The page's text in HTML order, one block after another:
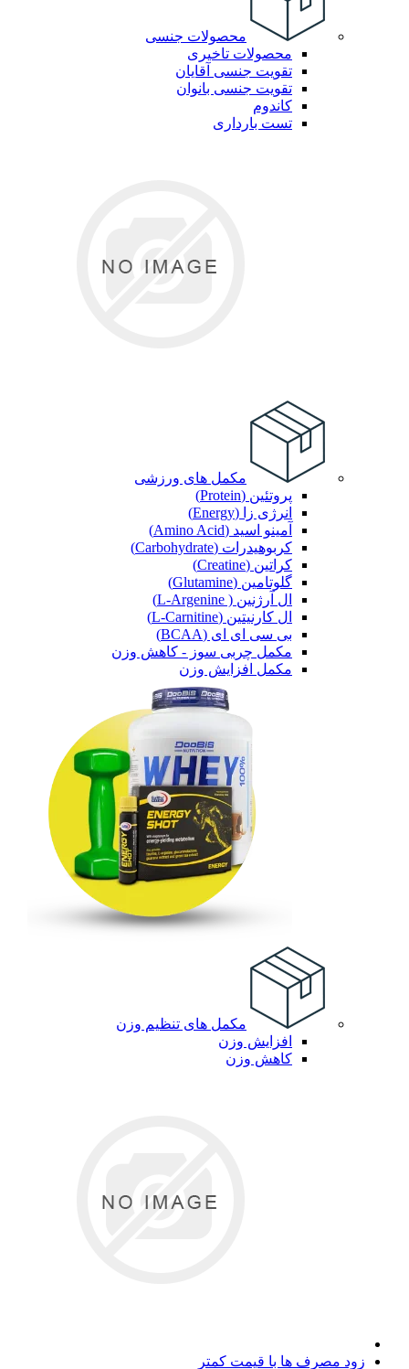
محصولات جنسی
محصولات تاخیری
تقویت جنسی آقایان
تقویت جنسی بانوان
کاندوم
تست بارداری
مکمل های ورزشی
پروتئین (Protein)
انرژی زا (Energy)
آمینو اسید (Amino Acid)
کربوهیدرات (Carbohydrate)
کراتین (Creatine)
گلوتامین (Glutamine)
ال آرژنین ( L-Argenine)
ال کارنیتین (L-Carnitine)
بی سی ای ای (BCAA)
مکمل چربی سوز - کاهش وزن
مکمل افزایش وزن
مکمل های تنظیم وزن
افزایش وزن
کاهش وزن
زود مصرف ها با قیمت کمتر